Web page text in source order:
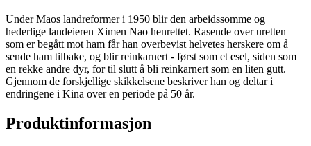
Under Maos landreformer i 1950 blir den arbeidssomme og
hederlige landeieren Ximen Nao henrettet. Rasende over uretten
som er begått mot ham får han overbevist helvetes herskere om å
sende ham tilbake, og blir reinkarnert - først som et esel, siden som
en rekke andre dyr, for til slutt å bli reinkarnert som en liten gutt.
Gjennom de forskjellige skikkelsene beskriver han og deltar i
endringene i Kina over en periode på 50 år.
Produktinformasjon